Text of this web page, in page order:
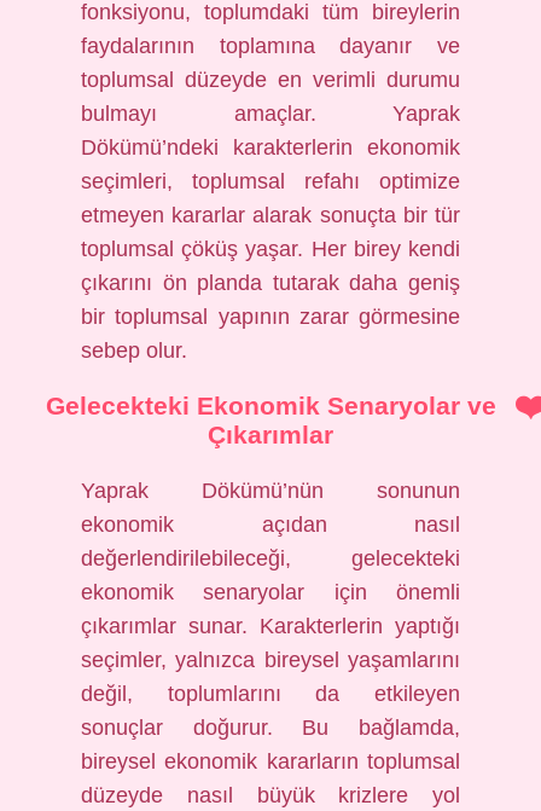
fonksiyonu, toplumdaki tüm bireylerin
faydalarının toplamına dayanır ve
toplumsal düzeyde en verimli durumu
bulmayı amaçlar. Yaprak
Dökümü’ndeki karakterlerin ekonomik
seçimleri, toplumsal refahı optimize
etmeyen kararlar alarak sonuçta bir tür
toplumsal çöküş yaşar. Her birey kendi
çıkarını ön planda tutarak daha geniş
bir toplumsal yapının zarar görmesine
sebep olur.
Gelecekteki Ekonomik Senaryolar ve
Çıkarımlar
Yaprak Dökümü’nün sonunun
ekonomik açıdan nasıl
değerlendirilebileceği, gelecekteki
ekonomik senaryolar için önemli
çıkarımlar sunar. Karakterlerin yaptığı
seçimler, yalnızca bireysel yaşamlarını
değil, toplumlarını da etkileyen
sonuçlar doğurur. Bu bağlamda,
bireysel ekonomik kararların toplumsal
düzeyde nasıl büyük krizlere yol